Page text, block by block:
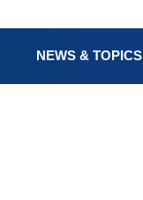
NEWS & TOPICS